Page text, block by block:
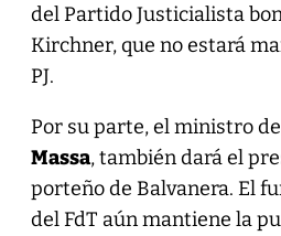
del Partido Justicialista
Kirchner, que no estará
PJ.
Por su parte, el ministro
Massa, también dará el
porteño de Balvanera. El
del FdT aún mantiene la